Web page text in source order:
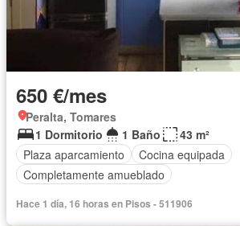
650 €/mes
Peralta, Tomares
1 Dormitorio
1 Baño
43 m²
Plaza aparcamiento
Cocina equipada
Completamente amueblado
Hace 1 día, 16 horas en Pisos - 511906